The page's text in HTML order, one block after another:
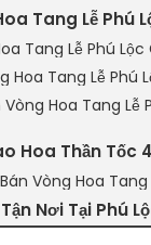
Tang Lễ Phú
Tang Lễ Phú Lộc
Hoa Tang Lễ Phú
Hoa Tang Lễ
Hoa Thần Tốc
Vòng Hoa Tang
Nơi Tại Phú